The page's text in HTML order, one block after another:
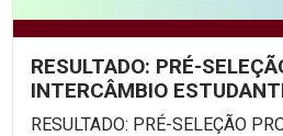
RESULTADO: PRÉ-
INTERCÂMBIO
EDITAL 2024.2
RESULTADO: PRÉ-SELEÇÃO